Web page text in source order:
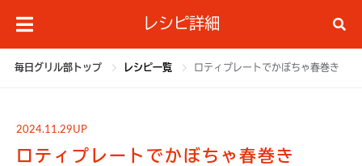
レシピ詳細
毎日グリル部トップ レシピ一覧 ロティプレートでかぼちゃ春巻き
2024.11.29UP
ロティプレートでかぼちゃ春巻き